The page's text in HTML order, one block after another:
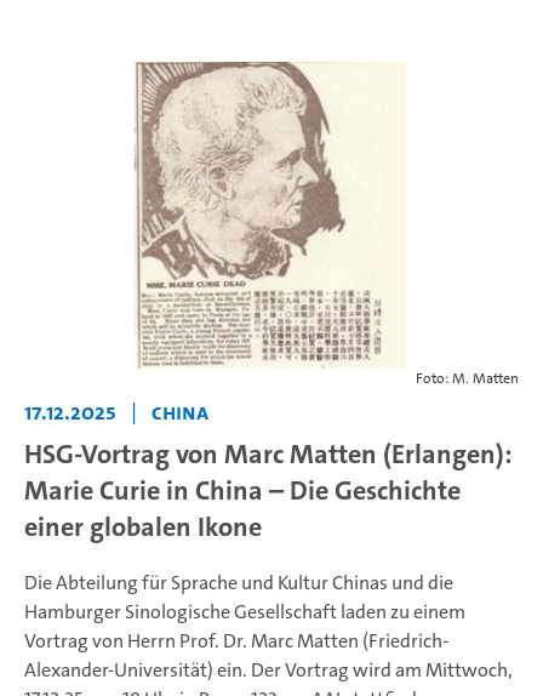
Foto: M. Matten
17.12.2025 ChinA
HSG-Vortrag von Marc Matten (Erlangen):
Marie Curie in China – Die Geschichte
einer globalen Ikone
Die Abteilung für Sprache und Kultur Chinas und die
Hamburger Sinologische Gesellschaft laden zu einem
Vortrag von Herrn Prof. Dr. Marc Matten (Friedrich-
Alexander-Universität) ein. Der Vortrag wird am Mittwoch,